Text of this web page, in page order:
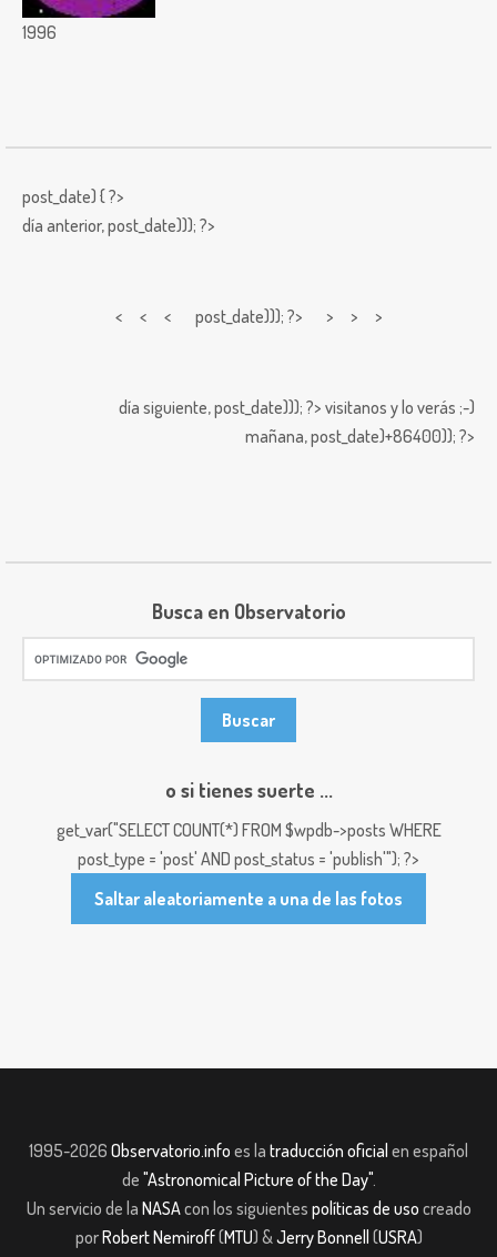
1996
post_date) { ?>
día anterior,post_date))); ?>
< < < post_date))); ?> > > >
día siguiente,post_date))); ?> visitanos y lo verás ;-)
mañana,post_date)+86400)); ?>
Busca en Observatorio
o si tienes suerte ...
get_var("SELECT COUNT(*) FROM $wpdb->posts WHERE
post_type = 'post' AND post_status = 'publish'"); ?>
Saltar aleatoriamente a una de las fotos
1995-2026 Observatorio.info es la traducción oficial en español
de "Astronomical Picture of the Day".
Un servicio de la NASAcon los siguientes políticas de uso creado
porRobert Nemiroff(MTU) &Jerry Bonnell (USRA)